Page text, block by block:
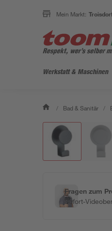
Mein Markt:
Werkstatt & Maschinen
/ Bad & Sanitär /
Fragen zum
Sofort-